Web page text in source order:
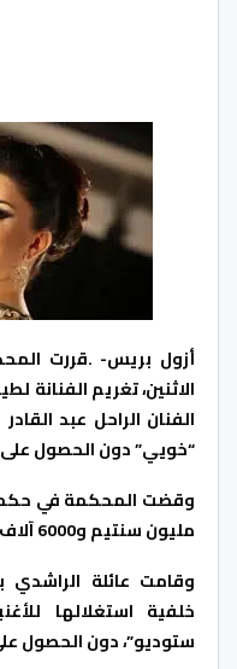
أزول بريس- .قررت
الاثنين، تغريم الفنانة
الفنان الراحل عبد
“خويي” دون الحصول على
مليون سنتيم و6000 آلاف درهم كتعويض لعائلة الراشدي.
وقامت عائلة الراشدي
خلفية استغلالها
ستوديو”، دون الحصول